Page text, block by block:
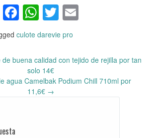
Facebook
WhatsApp
Twitter
culote darevie pro
de buena calidad con tejido de rejilla por tan
solo 14€
agua Camelbak Podium Chill 710ml por
11,6€ →